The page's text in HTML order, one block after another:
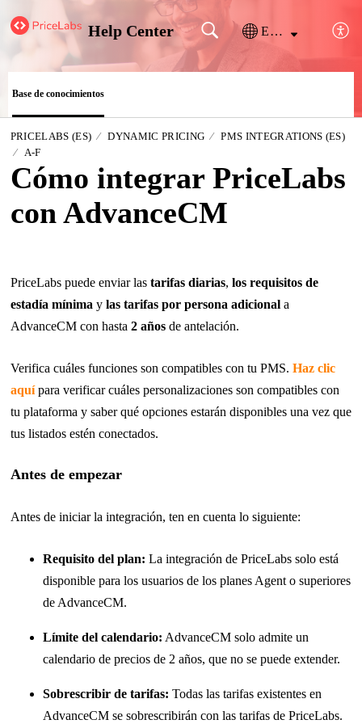
Help Center Español (España)
Base de conocimientos
PRICELABS (ES) DYNAMIC PRICING
PMS INTEGRATIONS (ES)
A-F
Cómo integrar PriceLabs
con AdvanceCM
PriceLabs puede enviar las tarifas diarias, los requisitos de
estadía mínima y las tarifas por persona adicionala
AdvanceCM con hasta 2 añosde antelación.
Verifica cuáles funciones son compatibles con tu PMS. Haz clic
aquí para verificar cuáles personalizaciones son compatibles con
tu plataforma y saber qué opciones estarán disponibles una vez que
tus listados estén conectados.
Antes de empezar
Antes de iniciar la integración, ten en cuenta lo siguiente:
Requisito del plan: La integración de PriceLabs solo está
disponible para los usuarios de los planes Agent o superiores
de AdvanceCM.
Límite del calendario: AdvanceCM solo admite un
calendario de precios de 2 años, que no se puede extender.
Sobrescribir de tarifas: Todas las tarifas existentes en
AdvanceCM se sobrescribirán con las tarifas de PriceLabs.